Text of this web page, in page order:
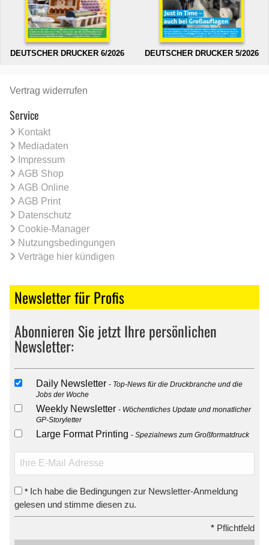
DEUTSCHER DRUCKER 6/2026 DEUTSCHER DRUCKER 5/2026
Vertrag widerrufen
Service
Kontakt
Mediadaten
Impressum
AGB Shop
AGB Online
AGB Print
Datenschutz
Cookie-Manager
Nutzungsbedingungen
Verträge hier kündigen
Newsletter für Profis
Abonnieren Sie jetzt Ihre persönlichen
Newsletter:
Daily Newsletter
Top-News für die Druckbranche und die
Jobs der Woche
Weekly Newsletter
Wöchentliches Update und monatlicher
GP-Storyletter
Large Format Printing Spezialnews zum Großformatdruck
* Ich habe die Bedingungen zur Newsletter-Anmeldung
gelesen und stimme diesen zu.
* Pflichtfeld